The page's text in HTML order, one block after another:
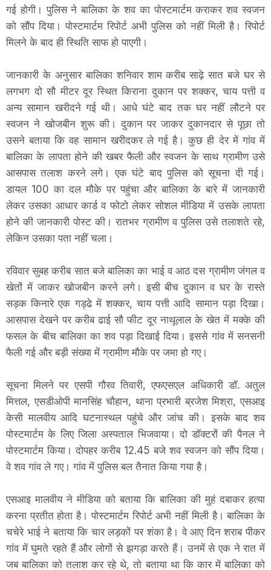
गई होगी। पुलिस ने बालिका के शव का पोस्टमार्टम कराकर शव स्वजन
को सौंप दिया। पोस्टमार्टम रिपोर्ट अभी पुलिस को नहीं मिली है। रिपोर्ट
मिलने के बाद ही स्थिति साफ हो पाएगी।
जानकारी के अनुसार बालिका शनिवार शाम करीब साढ़े सात बजे घर से
लगभग दो सौ मीटर दूर स्थित किराना दुकान पर शक्कर, चाय पत्ती व
अन्य सामान खरीदने गई थी। आधे घंटे बाद तक घर नहीं लौटने पर
स्वजन ने खोजबीन शुरू की। दुकान पर जाकर दुकानदार से पूछा तो
उसने बताया कि वह सामान खरीदकर ले गई है। कुछ ही देर में गांव में
बालिका के लापता होने की खबर फैली और स्वजन के साथ ग्रामीण उसे
आसपास तलाश करने लगे। एक घंटे बाद पुलिस को सूचना दी गई।
डायल 100 का दल मौके पर पहुंचा और बालिका के बारे में जानकारी
लेकर उसका आधार कार्ड व फोटो लेकर सोशल मीडिया में उसके लापता
होने की जानकारी पोस्ट की। रातभर ग्रामीण व पुलिस उसे तलाशते रहे,
लेकिन उसका पता नहीं चला।
रविवार सुबह करीब सात बजे बालिका का भाई व आठ दस ग्रामीण जंगल व
खेतों में जाकर खोजबीन करने लगे। इसी बीच दुकान व घर के रास्ते
सड़क किनारे एक गड्ढे में शक्कर, चाय पत्ती आदि सामान पड़ा दिखा।
आसपास देखने पर करीब ढाई सौ फीट दूर नाथूलाल के खेत में मक्के की
फसल के बीच बालिका का शव पड़ा दिखाई दिया। इससे गांव में सनसनी
फैली गई और बड़ी संख्या में ग्रामीण मौके पर जमा हो गए।
सूचना मिलने पर एसपी गौरव तिवारी, एफएसएल अधिकारी डॉ. अतुल
मित्तल, एसडीओपी मानसिंह चौहान, थाना प्रभारी ब्रजेश मिश्रा, एसआइ
केसी मालवीय आदि घटनास्थल पहुंचे और जांच की। इसके बाद शव
पोस्टमार्टम के लिए जिला अस्पताल भिजवाया। दो डॉक्टरों की पैनल ने
पोस्टमार्टम किया। दोपहर करीब 12.45 बजे शव स्वजन को सौंप दिया।
वे शव गांव ले गए। गांव में पुलिस बल तैनात किया गया है।
एसआइ मालवीय ने मीडिया को बताया कि बालिका की मुहं दबाकर हत्या
करना प्रतीत होता है। पोस्टमार्टम रिपोर्ट अभी नहीं मिली है। बालिका के
चचेरे भाई ने बताया कि चार लड़कों पर शंका है। वे आए दिन शराब पीकर
गांव में घुमते रहते हैं और लोगों से झगड़ा करते हैं। उनमें से एक ने रात में
जब बालिका को तलाश कर रहे थे, तो बताया था कि कार में बालिका को